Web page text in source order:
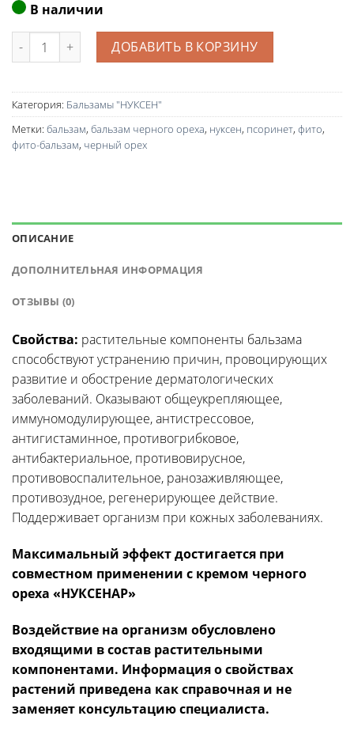
В наличии
Количество ДОБАВИТЬ В КОРЗИНУ
Категория: Бальзамы "НУКСЕН"
Метки: бальзам, бальзам черного ореха, нуксен, псоринет, фито,
фито-бальзам, черный орех
ОПИСАНИЕ
ДОПОЛНИТЕЛЬНАЯ ИНФОРМАЦИЯ
ОТЗЫВЫ (0)
Свойства: растительные компоненты бальзама
способствуют устранению причин, провоцирующих
развитие и обострение дерматологических
заболеваний. Оказывают общеукрепляющее,
иммуномодулирующее, антистрессовое,
антигистаминное, противогрибковое,
антибактериальное, противовирусное,
противовоспалительное, ранозаживляющее,
противозудное, регенерирующее действие.
Поддерживает организм при кожных заболеваниях.
Максимальный эффект достигается при
совместном применении с кремом черного
ореха «НУКСЕНАР»
Воздействие на организм обусловлено
входящими в состав растительными
компонентами. Информация о свойствах
растений приведена как справочная и не
заменяет консультацию специалиста.